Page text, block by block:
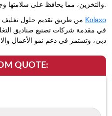
Kolaxo
دبي، وتستمر في دعم نمو الأعمال
QUOTE: